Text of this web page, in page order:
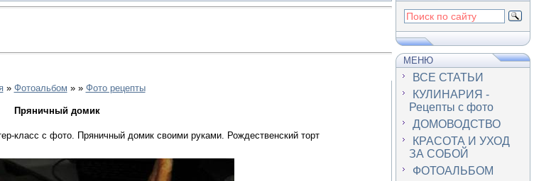
» Фотоальбом » » Фото рецепты
Пряничный домик
класс с фото. Пряничный домик своими руками. Рождественский торт
МЕНЮ
ВСЕ СТАТЬИ
КУЛИНАРИЯ -
Рецепты с фото
ДОМОВОДСТВО
КРАСОТА И УХОД
ЗА СОБОЙ
ФОТОАЛЬБОМ